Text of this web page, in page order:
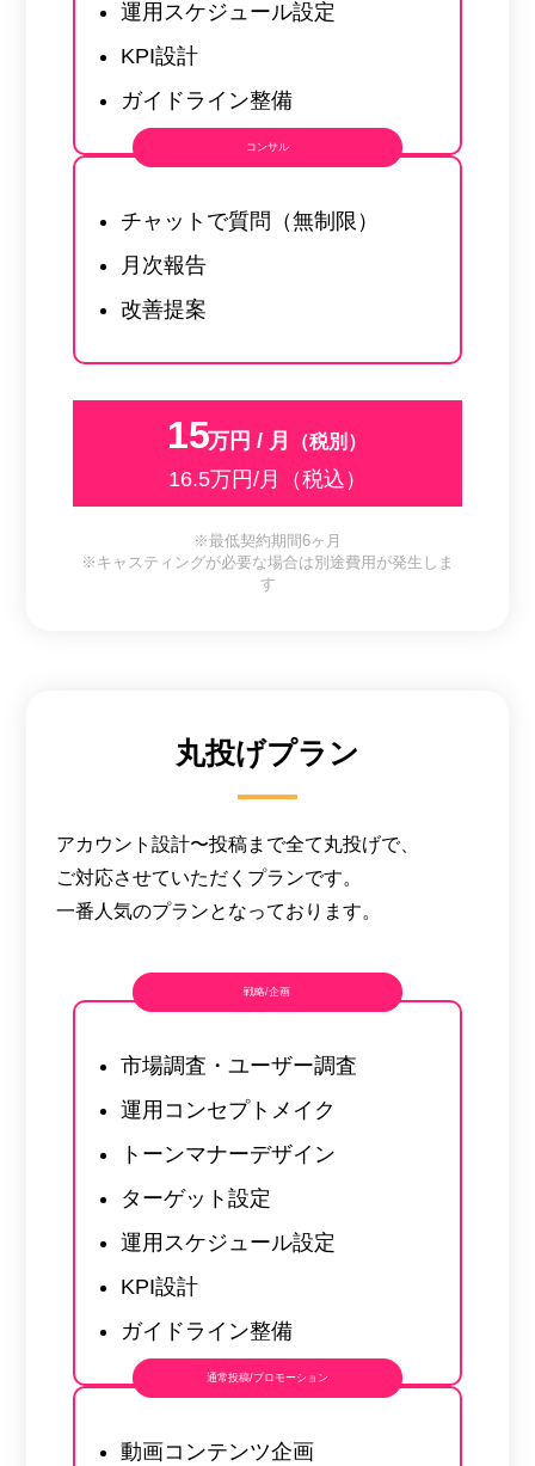
運用スケジュール設定
KPI設計
ガイドライン整備
コンサル
チャットで質問（無制限）
月次報告
改善提案
15万円 / 月 （税別）
16.5万円/月（税込）
※最低契約期間6ヶ月
※キャスティングが必要な場合は別途費用が発生しま
す
丸投げプラン
アカウント設計〜投稿まで全て丸投げで、
ご対応させていただくプランです。
一番人気のプランとなっております。
戦略/企画
市場調査・ユーザー調査
運用コンセプトメイク
トーンマナーデザイン
ターゲット設定
運用スケジュール設定
KPI設計
ガイドライン整備
通常投稿/プロモーション
動画コンテンツ企画